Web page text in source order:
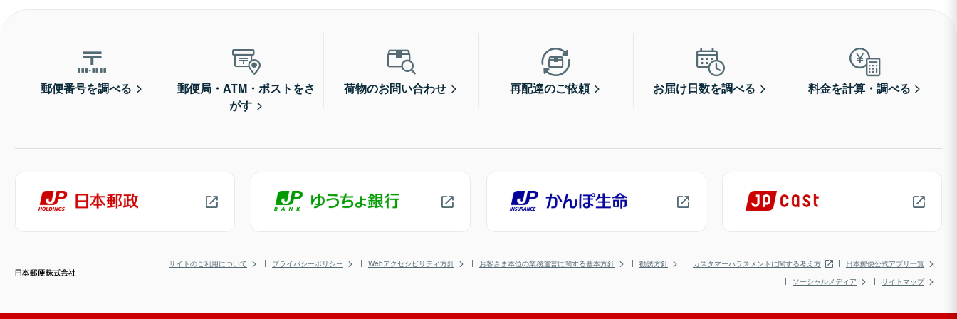
郵便番号を調べる
郵便局・ATM・ポストをさ
がす
荷物のお問い合わせ 再配達のご依頼 お届け日数を調べる 料金を計算・調べる
サイトのご利用について プライバシーポリシー Webアクセシビリティ方針 お客さま本位の業務運営に関する基本方針 勧誘方針 カスタマーハラスメントに関する考え方
日本郵便公式アプリ一覧
ソーシャルメディア
サイトマップ